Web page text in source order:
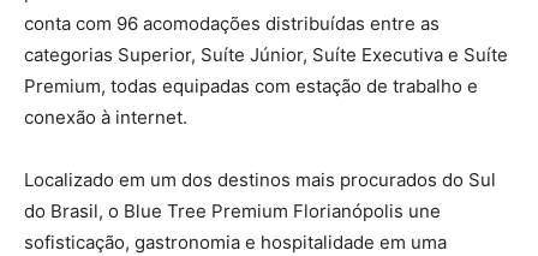
conta com 96 acomodações distribuídas entre as
categorias Superior, Suíte Júnior, Suíte Executiva e Suíte
Premium, todas equipadas com estação de trabalho e
conexão à internet.
Localizado em um dos destinos mais procurados do Sul
do Brasil, o Blue Tree Premium Florianópolis une
sofisticação, gastronomia e hospitalidade em uma